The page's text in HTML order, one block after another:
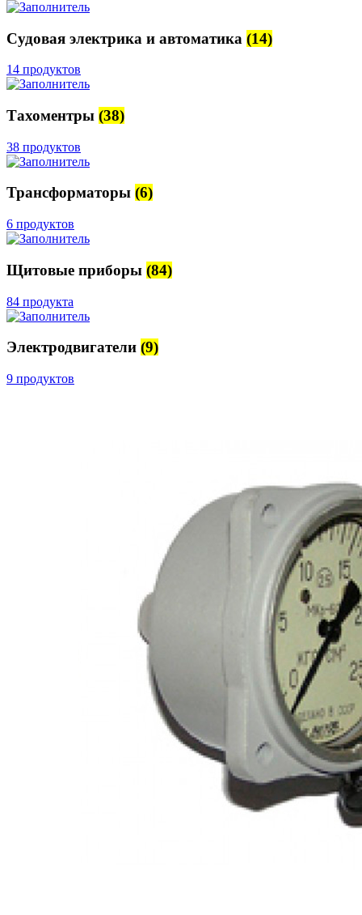
Судовая электрика и автоматика (14)
14 продуктов
Тахоментры (38)
38 продуктов
Трансформаторы (6)
6 продуктов
Щитовые приборы (84)
84 продукта
Электродвигатели (9)
9 продуктов